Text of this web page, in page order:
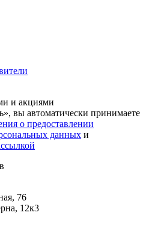
и акциями
вы автоматически принимаете
о предоставлении
данных и
76
12к3